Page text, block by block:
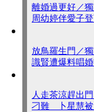
離婚過更好／
周幼婷伴愛子
放鳥羅生門／
識賢遭爆料唱
人走茶涼趕出
刁難 卜星慧被